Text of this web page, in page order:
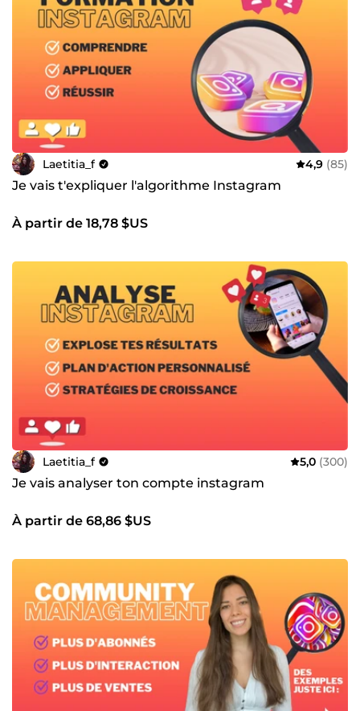
imaginer le résultat final, car le cerveau traite l’image
mentale comme partiellement réelle, ce qui augmente
l’intention d’achat.) ...j’avais quelques lignes pour vous
convaincre de lire ma description jusqu’ici, et vous l’avez
fait. Alors je vous laisse continuer à vous projeter : si l’on
travaille ensemble, combien de personnes allons-nous
convaincre d’acheter votre produit ou service sur Instagram
? Avec une stratégie bien rodée, je suis persuadée que
nous pouvons atteindre de bons résultats, peu importe la
niche dans laquelle vous vous trouvez.
Laetitia_f 4,9 (85)
Je vais t'expliquer l'algorithme Instagram
À partir de 18,78 $US
Laetitia_f 5,0 (300)
Je vais analyser ton compte instagram
À partir de 68,86 $US